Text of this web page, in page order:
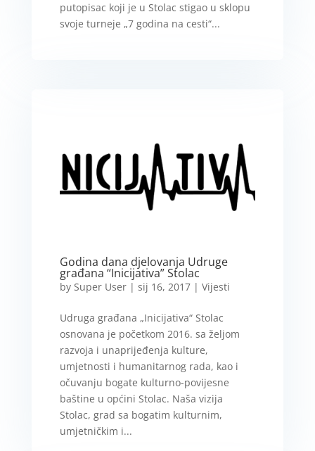
putopisac koji je u Stolac stigao u sklopu
svoje turneje „7 godina na cesti“...
Godina dana djelovanja Udruge
građana “Inicijativa” Stolac
by Super User| sij 16, 2017| Vijesti
Udruga građana „Inicijativa“ Stolac
osnovana je početkom 2016. sa željom
razvoja i unaprijeđenja kulture,
umjetnosti i humanitarnog rada, kao i
očuvanju bogate kulturno-povijesne
baštine u općini Stolac. Naša vizija
Stolac, grad sa bogatim kulturnim,
umjetničkim i...